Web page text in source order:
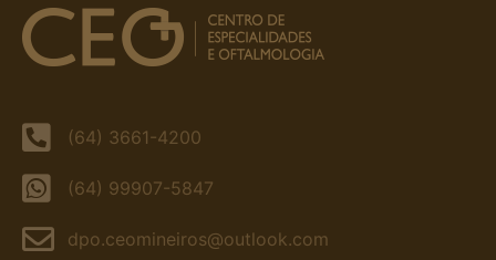
(64) 3661-4200
(64) 99907-5847
dpo.ceomineiros@outlook.com